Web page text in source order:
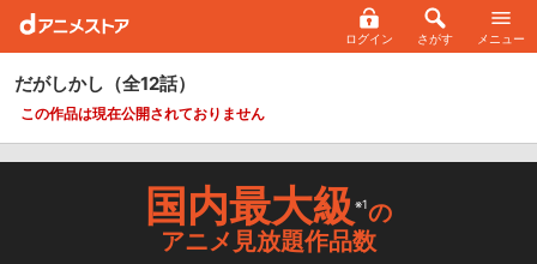
ログイン さがす メニュー
だがしかし （全12話）
この作品は現在公開されておりません
国内最大級※1の
アニメ見放題作品数